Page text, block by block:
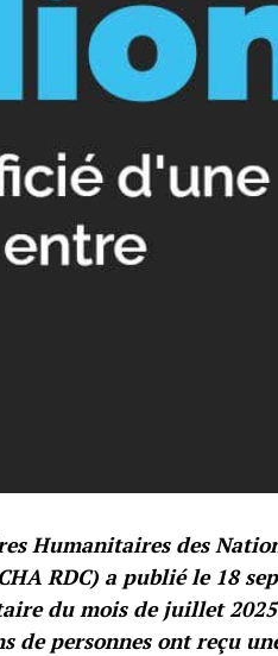
Humanitaires des
RDC) a publié le 18
du mois de juillet
personnes ont reçu